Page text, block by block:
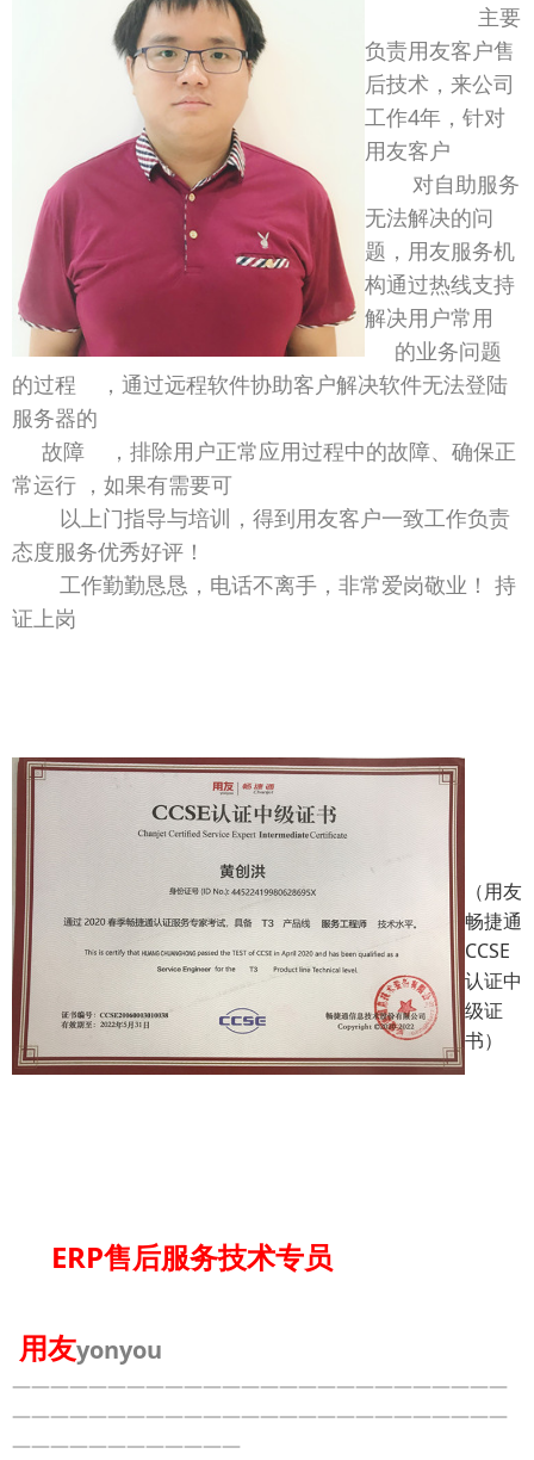
主要
负责用友客户售
后技术，来公司
工作4年，针对
用友客户
对自助服务
无法解决的问
题，用友服务机
构通过热线支持
解决用户常用
的业务问题
的过程 ，通过远程软件协助客户解决软件无法登陆
服务器的
故障 ，排除用户正常应用过程中的故障、确保正
常运行 ，如果有需要可
以上门指导与培训，得到用友客户一致工作负责
态度服务优秀好评！
工作勤勤恳恳，电话不离手，非常爱岗敬业！ 持
证上岗
（用友
畅捷通
CCSE
认证中
级证
书）
ERP售后服务技术专员
用友yonyou
——————————————————————————
——————————————————————————
————————————